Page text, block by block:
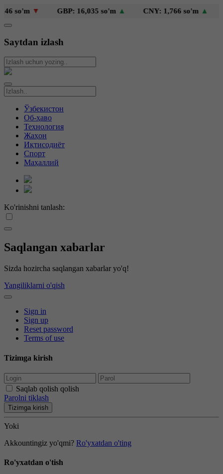
so'm▼ GBP: 16,035 so'm▲ CNY: 1,766 so'm▲
Saytdan izlash
Ўзбекистон
Об-ҳаво
Технология
Жаҳон
Иқтисодиёт
Спорт
Маҳаллий
Ko'rinishni tanlash:
Saqlangan xabarlar
Sizda hozircha saqlangan xabarlar yo'q!
Yangiliklarni o'qish
Sign in
Sign up
Reset password
Terms of use
Tizimga kirish
Saqlab qolish qolish
Parolni tiklash
Tizimga kirish
Yoki
Akkountingiz yo'qmi? Ro'yxatdan o'ting
Ro'yxatdan o'tish